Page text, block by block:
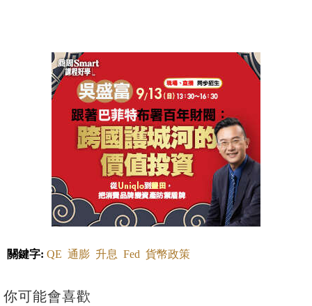
關鍵字: QE 通膨 升息 Fed 貨幣政策
你可能會喜歡